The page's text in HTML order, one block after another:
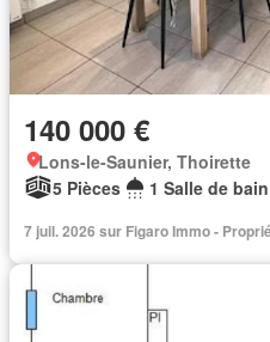
140 000 €
Lons-le-Saunier, Thoirette
5 Pièces
1 Salle de bain
7 juil. 2026 sur Figaro Immo -